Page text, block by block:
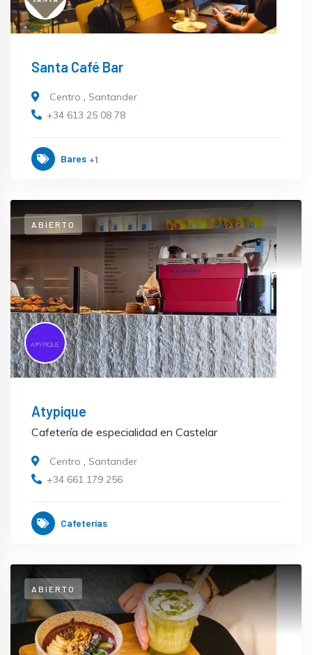
Santa Café Bar
Centro , Santander
+34 613 25 08 78
Bares +1
ABIERTO
Atypique
Cafetería de especialidad en Castelar
Centro , Santander
+34 661 179 256
Cafeterías
ABIERTO